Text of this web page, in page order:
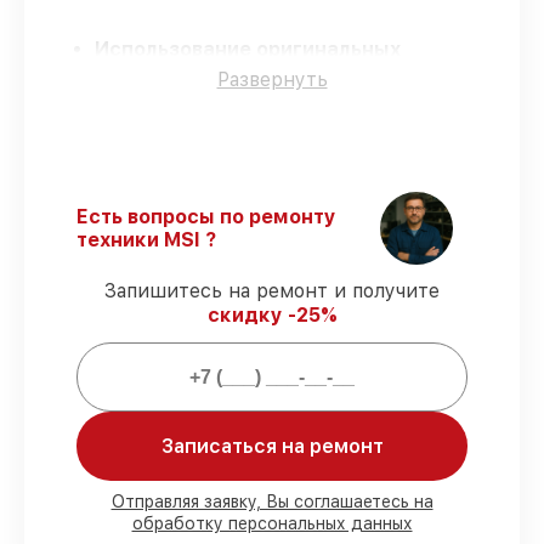
– для всех видов сервиса
обучение и ежегодную аттестацию, что
подтверждает их уровень мастерства.
Точное соблюдение сроков
–
соблюдаем сроки сервиса материнской
платы K9N2GM-FIH, согласованные с
Гарантийное обслуживание–
предоставляем официальное
гарантийное сопровождение после
починки.
Мы гарантируем:
Развернуть
Есть вопросы по ремонту
техники MSI ?
Запишитесь на ремонт и получите
скидку -25%
Записаться на ремонт
Отправляя заявку, Вы соглашаетесь на
обработку персональных данных